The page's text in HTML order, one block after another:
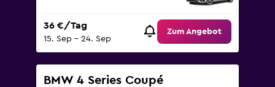
36 €/Tag
15. Sep – 24. Sep
Zum Angebot
BMW 4 Series Coupé